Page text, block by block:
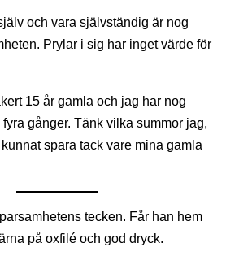
och vara självständig är nog
Prylar i sig har inget värde för
15 år gamla och jag har nog
gånger. Tänk vilka summor jag,
spara tack vare mina gamla
tecken. Får han hem
på oxfilé och god dryck.